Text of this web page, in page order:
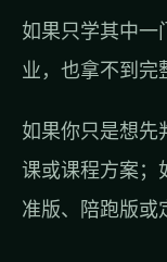
如果只学其中一
业，也拿不到完
如果你只是想先
课或课程方案；
准版、陪跑版或